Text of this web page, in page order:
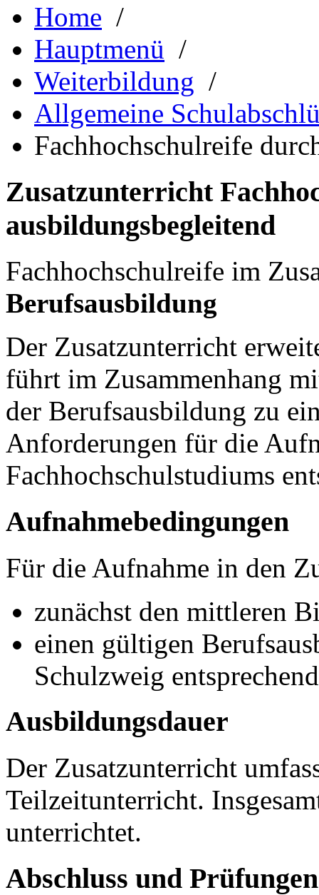
Home /
Hauptmenü /
Weiterbildung /
Allgemeine
Fachhochschulreife
Zusatzunterricht
ausbildungsbegleitend
Fachhochschulreife im
Berufsausbildung
Der Zusatzunterricht
führt im Zusammenhang
der Berufsausbildung zu
Anforderungen für die
Fachhochschulstudiums
Aufnahmebedingungen
Für die Aufnahme in den
zunächst den mittleren
einen gültigen
Schulzweig
Ausbildungsdauer
Der Zusatzunterricht
Teilzeitunterricht.
unterrichtet.
Abschluss und Prüfungen